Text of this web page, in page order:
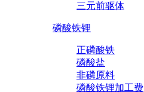
三元前驱体
磷酸铁锂
正磷酸铁
磷酸盐
非磷原料
磷酸铁锂加工费